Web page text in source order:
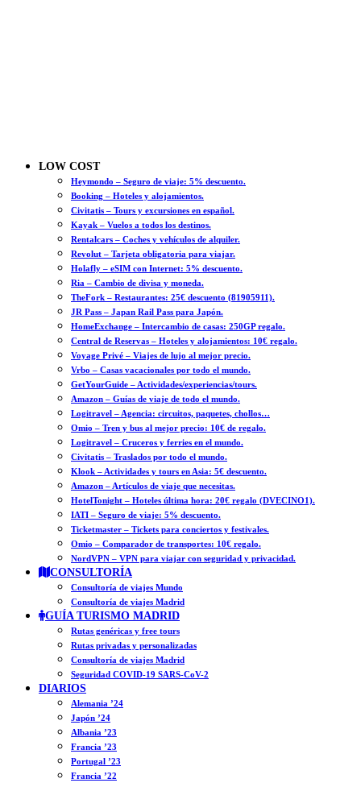
LOW COST
Heymondo – Seguro de viaje: 5% descuento.
Booking – Hoteles y alojamientos.
Civitatis – Tours y excursiones en español.
Kayak – Vuelos a todos los destinos.
Rentalcars – Coches y vehículos de alquiler.
Revolut – Tarjeta obligatoria para viajar.
Holafly – eSIM con Internet: 5% descuento.
Ria – Cambio de divisa y moneda.
TheFork – Restaurantes: 25€ descuento (81905911).
JR Pass – Japan Rail Pass para Japón.
HomeExchange – Intercambio de casas: 250GP regalo.
Central de Reservas – Hoteles y alojamientos: 10€ regalo.
Voyage Privé – Viajes de lujo al mejor precio.
Vrbo – Casas vacacionales por todo el mundo.
GetYourGuide – Actividades/experiencias/tours.
Amazon – Guías de viaje de todo el mundo.
Logitravel – Agencia: circuitos, paquetes, chollos…
Omio – Tren y bus al mejor precio: 10€ de regalo.
Logitravel – Cruceros y ferries en el mundo.
Civitatis – Traslados por todo el mundo.
Klook – Actividades y tours en Asia: 5€ descuento.
Amazon – Artículos de viaje que necesitas.
HotelTonight – Hoteles última hora: 20€ regalo (DVECINO1).
IATI – Seguro de viaje: 5% descuento.
Ticketmaster – Tickets para conciertos y festivales.
Omio – Comparador de transportes: 10€ regalo.
NordVPN – VPN para viajar con seguridad y privacidad.
CONSULTORÍA
Consultoría de viajes Mundo
Consultoría de viajes Madrid
GUÍA TURISMO MADRID
Rutas genéricas y free tours
Rutas privadas y personalizadas
Consultoría de viajes Madrid
Seguridad COVID-19 SARS-CoV-2
DIARIOS
Alemania ’24
Japón ’24
Albania ’23
Francia ’23
Portugal ’23
Francia ’22